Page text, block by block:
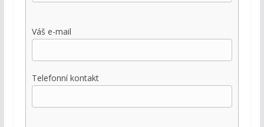
Váš e-mail
Telefonní kontakt